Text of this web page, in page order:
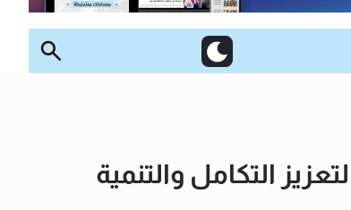
التكامل والتنمية